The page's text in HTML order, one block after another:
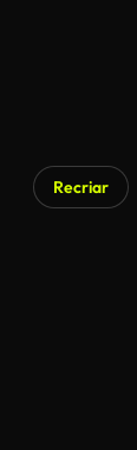
Recriar